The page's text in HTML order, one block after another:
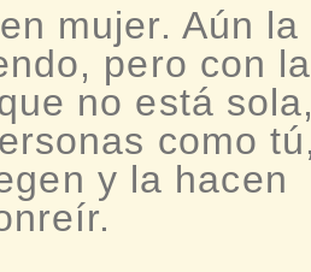
mujer. Aún la
pero con la
no está sola,
como tú,
y la hacen